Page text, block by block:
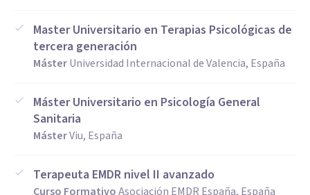
Master Universitario en Terapias Psicológicas de
tercera generación
MásterUniversidad Internacional de Valencia, España
Máster Universitario en Psicología General
Sanitaria
MásterViu, España
Terapeuta EMDR nivel II avanzado
Curso FormativoAsociación EMDR España, España